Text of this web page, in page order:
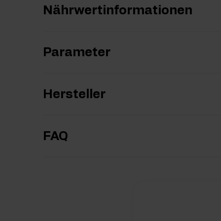
Nährwertinformationen
Parameter
Hersteller
FAQ